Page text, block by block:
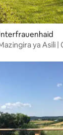
ya Asili |